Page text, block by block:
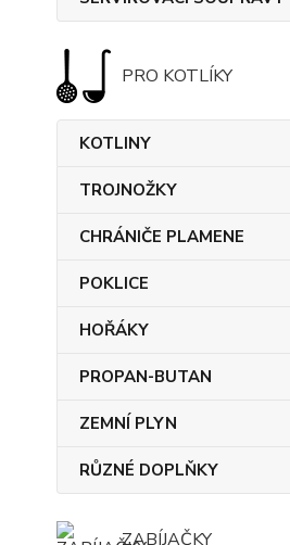
PRO KOTLÍKY
KOTLINY
TROJNOŽKY
CHRÁNIČE PLAMENE
POKLICE
HOŘÁKY
PROPAN-BUTAN
ZEMNÍ PLYN
RŮZNÉ DOPLŇKY
ZABÍJAČKY